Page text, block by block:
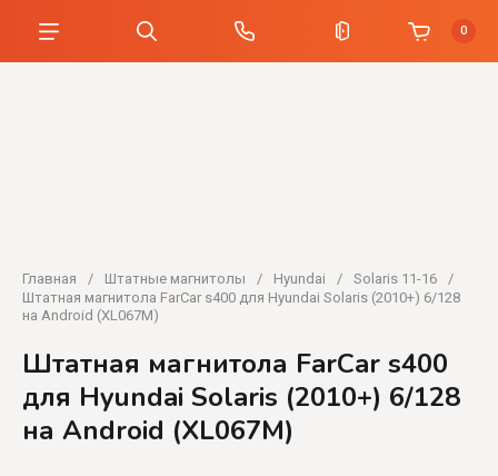
0
Главная / Штатные магнитолы / Hyundai / Solaris 11-16
/
Штатная магнитола FarCar s400 для Hyundai Solaris (2010+) 6/128
на Android (XL067M)
Штатная магнитола FarCar s400
для Hyundai Solaris (2010+) 6/128
на Android (XL067M)